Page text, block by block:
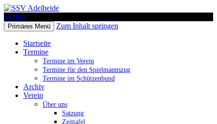
SSV Adelheide
Suchen
Primäres Menü Zum Inhalt springen
Startseite
Termine
Termine im Verein
Termine für den Spielmannszug
Termine im Schützenbund
Archiv
Verein
Über uns
Satzung
Zeittafel